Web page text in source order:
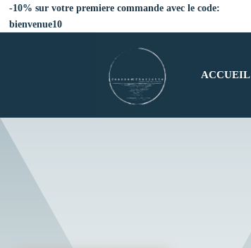
-10% sur votre premiere commande avec le code:
bienvenue10
ACCUEIL